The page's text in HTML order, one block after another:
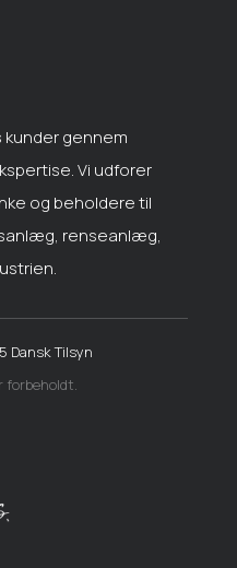
kunder gennem
Vi udforer
og beholdere til
renseanlæg,
Dansk Tilsyn
forbeholdt.